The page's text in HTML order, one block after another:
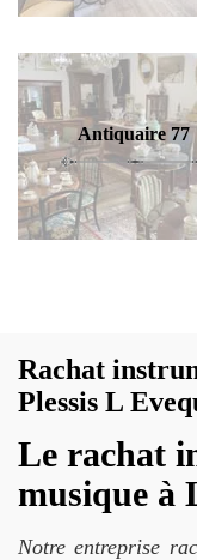
Antiquaire 77
Rachat
Plessis L
Le rachat
musique à
Notre entreprise